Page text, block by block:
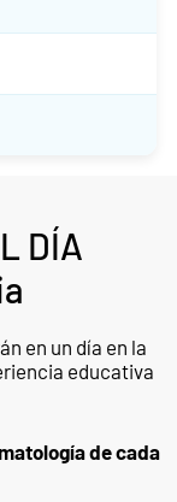
DÍA
en un día en la
educativa
de cada